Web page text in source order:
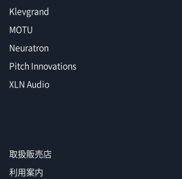
Klevgrand
MOTU
Neuratron
Pitch Innovations
XLN Audio
取扱販売店
利用案内